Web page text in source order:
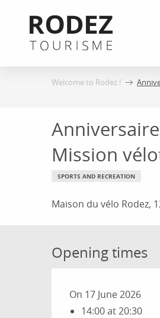
contenu
Welcome to Rodez !
Mission
SPORTS AND RECREATION
Maison du vélo Rodez,
Opening times
On 17 June 2026
14:00 at 20:30